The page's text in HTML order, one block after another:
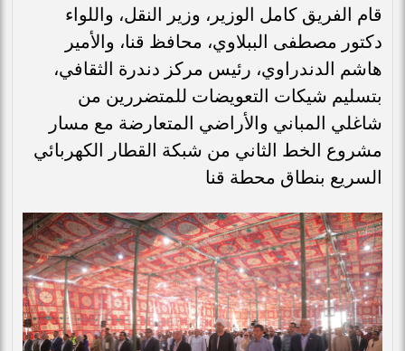
قام الفريق كامل الوزير، وزير النقل، واللواء
دكتور مصطفى الببلاوي، محافظ قنا، والأمير
هاشم الدندراوي، رئيس مركز دندرة الثقافي،
بتسليم شيكات التعويضات للمتضررين من
شاغلي المباني والأراضي المتعارضة مع مسار
مشروع الخط الثاني من شبكة القطار الكهربائي
السريع بنطاق محطة قنا